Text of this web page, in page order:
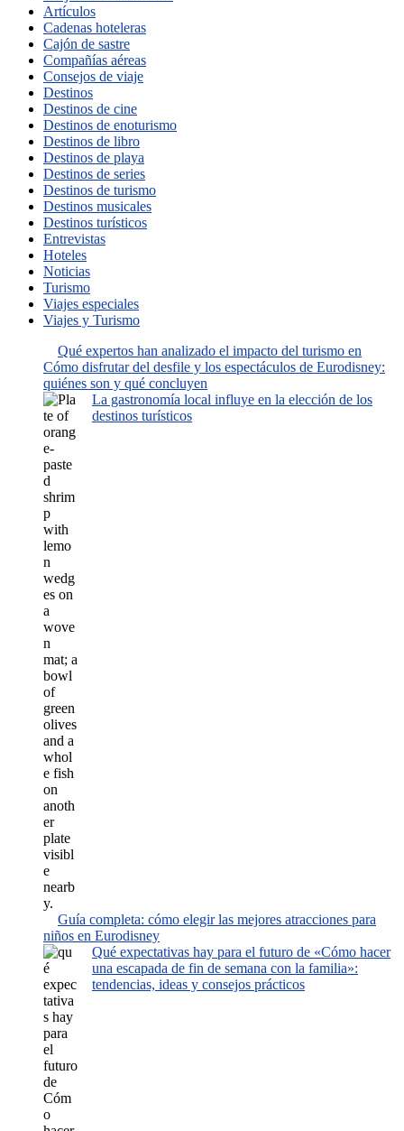
Artículos
Cadenas hoteleras
Cajón de sastre
Compañías aéreas
Consejos de viaje
Destinos
Destinos de cine
Destinos de enoturismo
Destinos de libro
Destinos de playa
Destinos de series
Destinos de turismo
Destinos musicales
Destinos turísticos
Entrevistas
Hoteles
Noticias
Turismo
Viajes especiales
Viajes y Turismo
Qué expertos han analizado el impacto del turismo en
Cómo disfrutar del desfile y los espectáculos de Eurodisney:
quiénes son y qué concluyen
La gastronomía local influye en la elección de los
destinos turísticos
Guía completa: cómo elegir las mejores atracciones para
niños en Eurodisney
Qué expectativas hay para el futuro de «Cómo hacer
una escapada de fin de semana con la familia»:
tendencias, ideas y consejos prácticos